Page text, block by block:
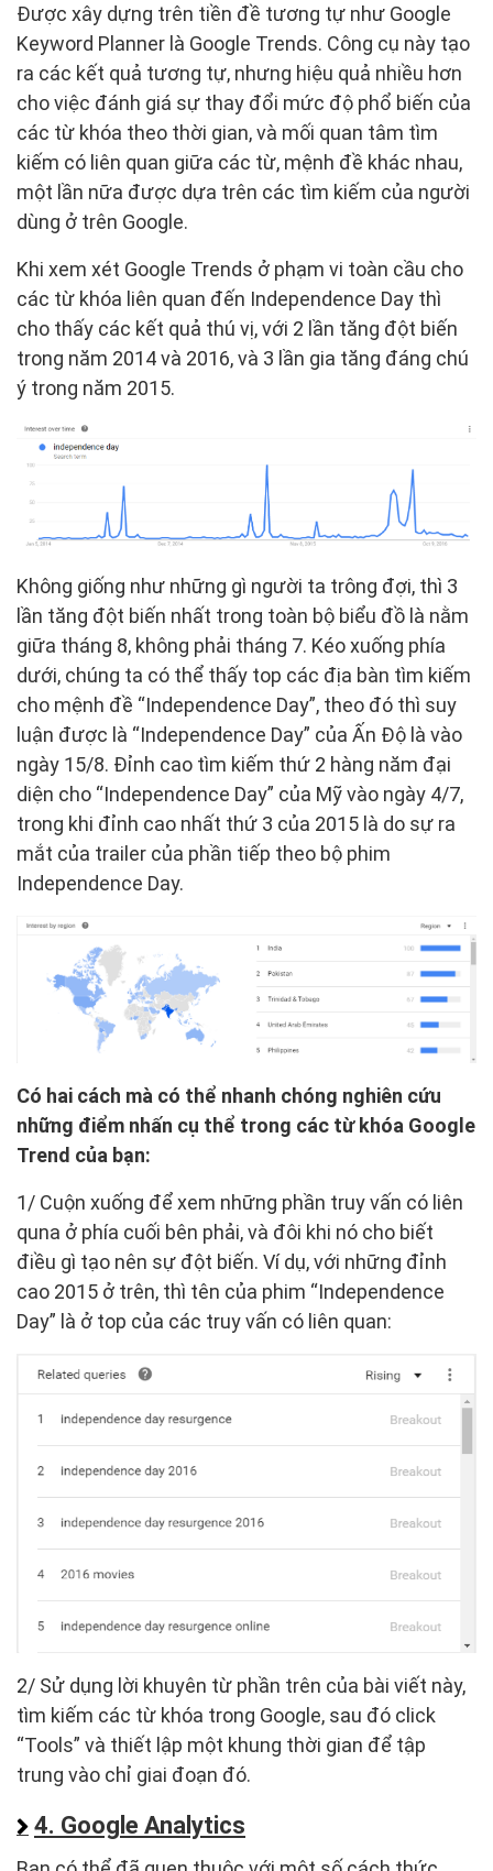
Được xây dựng trên tiền đề tương tự như Google
Keyword Planner là Google Trends. Công cụ này tạo
ra các kết quả tương tự, nhưng hiệu quả nhiều hơn
cho việc đánh giá sự thay đổi mức độ phổ biến của
các từ khóa theo thời gian, và mối quan tâm tìm
kiếm có liên quan giữa các từ, mệnh đề khác nhau,
một lần nữa được dựa trên các tìm kiếm của người
dùng ở trên Google.
Khi xem xét Google Trends ở phạm vi toàn cầu cho
các từ khóa liên quan đến Independence Day thì
cho thấy các kết quả thú vị, với 2 lần tăng đột biến
trong năm 2014 và 2016, và 3 lần gia tăng đáng chú
ý trong năm 2015.
Không giống như những gì người ta trông đợi, thì 3
lần tăng đột biến nhất trong toàn bộ biểu đồ là nằm
giữa tháng 8, không phải tháng 7. Kéo xuống phía
dưới, chúng ta có thể thấy top các địa bàn tìm kiếm
cho mệnh đề “Independence Day”, theo đó thì suy
luận được là “Independence Day” của Ấn Độ là vào
ngày 15/8. Đỉnh cao tìm kiếm thứ 2 hàng năm đại
diện cho “Independence Day” của Mỹ vào ngày 4/7,
trong khi đỉnh cao nhất thứ 3 của 2015 là do sự ra
mắt của trailer của phần tiếp theo bộ phim
Independence Day.
Có hai cách mà có thể nhanh chóng nghiên cứu
những điểm nhấn cụ thể trong các từ khóa Google
Trend của bạn:
1/ Cuộn xuống để xem những phần truy vấn có liên
quna ở phía cuối bên phải, và đôi khi nó cho biết
điều gì tạo nên sự đột biến. Ví dụ, với những đỉnh
cao 2015 ở trên, thì tên của phim “Independence
Day” là ở top của các truy vấn có liên quan:
2/ Sử dụng lời khuyên từ phần trên của bài viết này,
tìm kiếm các từ khóa trong Google, sau đó click
“Tools” và thiết lập một khung thời gian để tập
trung vào chỉ giai đoạn đó.
4. Google Analytics